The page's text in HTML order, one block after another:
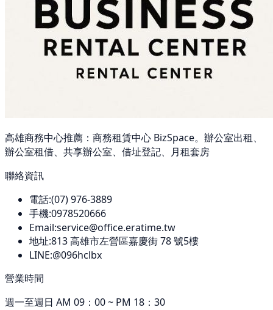
高雄商務中心推薦：商務租賃中心 BizSpace。辦公室出租、
辦公室租借、共享辦公室、借址登記、月租套房
聯絡資訊
電話:(07) 976-3889
手機:0978520666
Email:service@office.eratime.tw
地址:813高雄市左營區嘉慶街 78 號5樓
LINE:@096hclbx
營業時間
週一至週日 AM 09：00 ~ PM 18：30